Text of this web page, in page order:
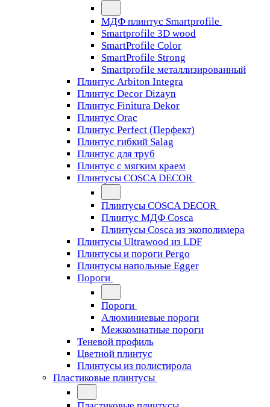
МДФ плинтус Smartprofile
Smartprofile 3D wood
SmartProfile Color
SmartProfile Strong
Smartprofile металлизированный
Плинтус Arbiton Integra
Плинтус Decor Dizayn
Плинтус Finitura Dekor
Плинтус Orac
Плинтус Perfect (Перфект)
Плинтус гибкий Salag
Плинтус для труб
Плинтус с мягким краем
Плинтусы COSCA DECOR
Плинтусы COSCA DECOR
Плинтус МДФ Cosca
Плинтусы Cosca из экополимера
Плинтусы Ultrawood из LDF
Плинтусы и пороги Pergo
Плинтусы напольные Egger
Пороги
Пороги
Алюминиевые пороги
Межкомнатные пороги
Теневой профиль
Цветной плинтус
Плинтусы из полистирола
Пластиковые плинтусы